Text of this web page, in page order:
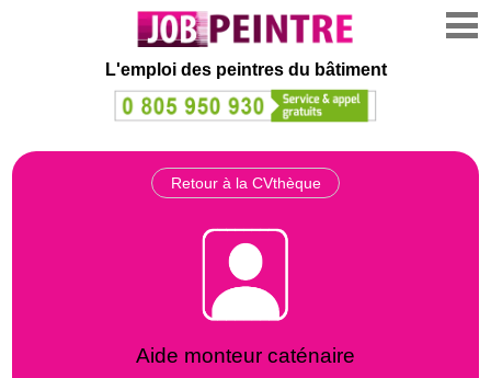
L'emploi des peintres du bâtiment
Retour à la CVthèque
Aide monteur caténaire